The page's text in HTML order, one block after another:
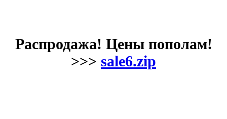
Распродажа! Цены пополам!
>>> sale6.zip